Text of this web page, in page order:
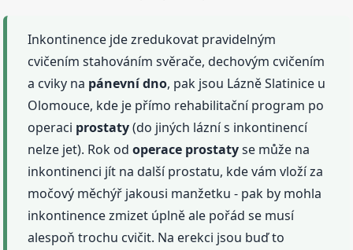
Inkontinence jde zredukovat pravidelným
cvičením stahováním svěrače, dechovým cvičením
a cviky na pánevnídno, pak jsou Lázně Slatinice u
Olomouce, kde je přímo rehabilitační program po
operaci prostaty(do jiných lázní s inkontinencí
nelze jet). Rok odoperace prostatyse může na
inkontinenci jít na další prostatu, kde vám vloží za
močový měchýř jakousi manžetku - pak by mohla
inkontinence zmizet úplně ale pořád se musí
alespoň trochu cvičit. Na erekci jsou buď to